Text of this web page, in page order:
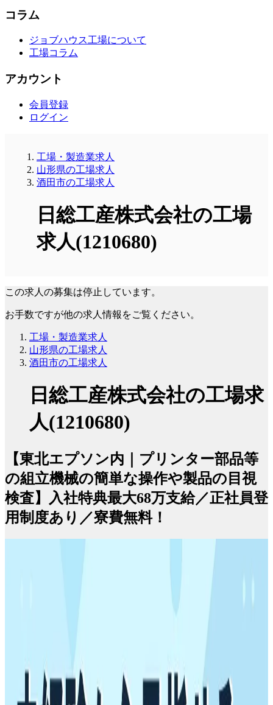
コラム
ジョブハウス工場について
工場コラム
アカウント
会員登録
ログイン
工場・製造業求人
山形県の工場求人
酒田市の工場求人
日総工産株式会社の工場
求人(1210680)
この求人の募集は停止しています。
お手数ですが他の求人情報をご覧ください。
工場・製造業求人
山形県の工場求人
酒田市の工場求人
日総工産株式会社の工場求
人(1210680)
【東北エプソン内｜プリンター部品等
の組立機械の簡単な操作や製品の目視
検査】入社特典最大68万支給／正社員登
用制度あり／寮費無料！